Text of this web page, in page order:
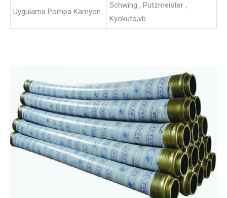
Uygulama Pompa Kamyon
Schwing , Putzmeister ,
Kyokuto,vb.